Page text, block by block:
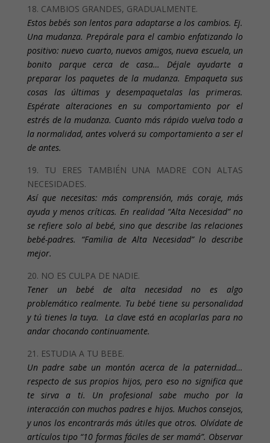
18. CAMBIOS GRANDES, GRADUALMENTE.
Estos bebés son lentos para adaptarse a los cambios. Ej.
Una mudanza. Prepárale para el cambio enfatizando lo
positivo: nuevo cuarto, nuevos amigos, nueva escuela, un
bonito parque cerca de casa… Déjale ayudarte a
preparar los paquetes de la mudanza. Empaqueta sus
cosas las últimas y desempaquetalas las primeras.
Espérate alteraciones en su comportamiento por el
estrés de la mudanza. Cuanto más rápido vuelva todo a
la normalidad, antes volverá su comportamiento a ser el
de antes.
19. TU ERES TAMBIÉN UNA MADRE CON ALTAS
NECESIDADES.
Así que necesitas: más comprensión, más coraje, más
ayuda y menos críticas. En realidad “Alta Necesidad” no
se refiere solo al bebé, sino que describe las relaciones
bebé-padres. “Familia de Alta Necesidad” lo describe
mejor.
20. NO ES CULPA DE NADIE.
Tener un bebé de alta necesidad no es algo
problemático realmente. Tu bebé tiene su personalidad
y tú tienes la tuya. La clave está en acoplarlas para no
andar chocando continuamente.
21. ESTUDIA A TU BEBE.
Un padre sabe un montón acerca de la paternidad…
respecto de sus propios hijos, pero eso no significa que
te sirva a ti. Un profesional sabe mucho por la
interacción con muchos padres e hijos. Muchos consejos,
y unos los encontrarás más útiles que otros. Olvídate de
artículos tipo “10 formas fáciles de ser mamá”. Observar